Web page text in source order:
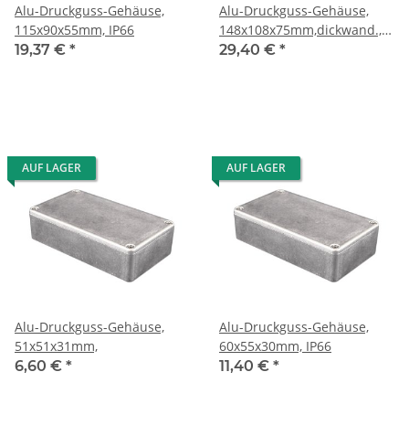
Alu-Druckguss-Gehäuse,
115x90x55mm, IP66
19,37 € *
Alu-Druckguss-Gehäuse,
148x108x75mm,dickwand.,
IP66
29,40 € *
AUF LAGER
Alu-Druckguss-Gehäuse,
51x51x31mm,
6,60 € *
AUF LAGER
Alu-Druckguss-Gehäuse,
60x55x30mm, IP66
11,40 € *